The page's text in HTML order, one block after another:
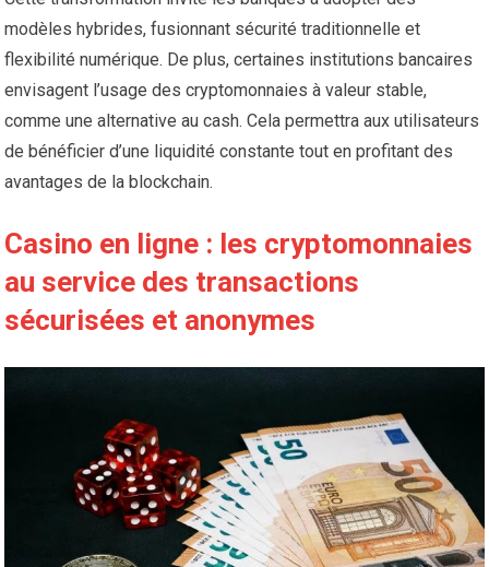
modèles hybrides, fusionnant sécurité traditionnelle et
flexibilité numérique. De plus, certaines institutions bancaires
envisagent l’usage des cryptomonnaies à valeur stable,
comme une alternative au cash. Cela permettra aux utilisateurs
de bénéficier d’une liquidité constante tout en profitant des
avantages de la blockchain.
Casino en ligne : les cryptomonnaies
au service des transactions
sécurisées et anonymes